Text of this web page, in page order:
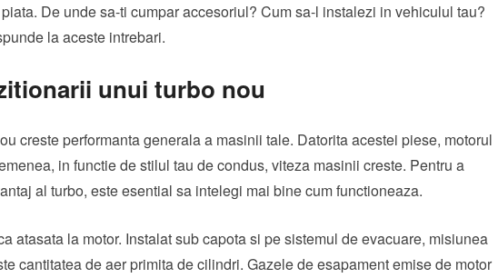
De unde sa-ti cumpar accesoriul? Cum sa-l instalezi in vehiculul tau?
la aceste intrebari.
unui turbo nou
creste performanta generala a masinii tale. Datorita acestei piese, motorul
in functie de stilul tau de condus, viteza masinii creste. Pentru a
al turbo, este esential sa intelegi mai bine cum functioneaza.
atasata la motor. Instalat sub capota si pe sistemul de evacuare, misiunea
cantitatea de aer primita de cilindri. Gazele de esapament emise de motor